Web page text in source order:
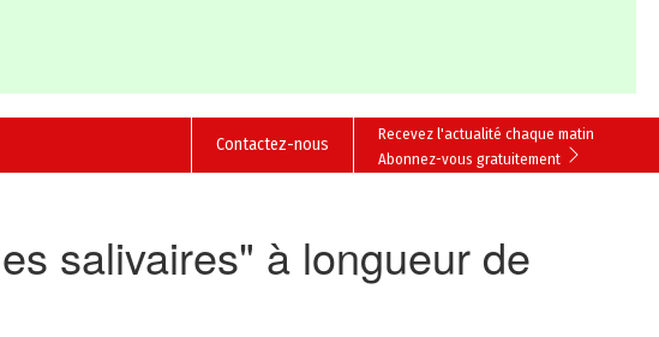
Recevez l'actualité chaque matin
Abonnez-vous gratuitement
Contactez-nous
salivaires" à longueur de